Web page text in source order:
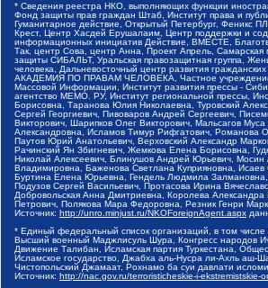
* Сведения реестра НКО, выполняющих функции
Фонд защиты прав граждан Штаб, Институт права и
Гуманитарное действие, Открытый Петербург, Феникс
Крест, Центр Хасдей Ерушалаим, Центр поддержки и
информационных инициатив Действие, ВМЕСТЕ,
Так, центр Сова, центр Анна, Проект Апрель,
защиты СИБАЛЬТ, Уральская правозащитная группа,
человека, Дальневосточный центр развития
АКАДЕМИЯ ПО ПРАВАМ ЧЕЛОВЕКА, Частное учреждение
Массовой Информации, Институт развития прессы -
агентство МЕМО. РУ, Институт региональной прессы,
Борисовна, Таранова Юлия Николаевна, Туровский
Сергей Георгиевич, Пивоваров Андрей Сергеевич,
Викторович, Шарипков Олег Викторович, Мальсагов
Александровна, Исламов Тимур Рифгатович, Романова
Паутов Юрий Анатольевич, Верховский Александр
Рачинский Ян Збигневич, Жемкова Елена Борисовна,
Николай Алексеевич, Блинушов Андрей Юрьевич,
Владимировна, Баженова Светлана Куприяновна,
Буртина Елена Юрьевна, Гендель Людмила
Подузов Сергей Васильевич, Протасова Ирина
Добровольская Анна Дмитриевна, Королева
Петрович, Полякова Мара Федоровна, Резник Генри
Источник: http://unro.minjust.ru/NKOForeignAgent.aspx
* Единый федеральный список организаций, в том
Высший военный Маджлисуль Шура, Конгресс народов
Движение Талибан, Исламская партия Туркестана,
Исламское государство, Джабха аль-Нусра ли-Ахль
Чистопольский Джамаат, Рохнамо ба суи давлати
Источник: http://nac.gov.ru/terroristicheskie-i-ekstremistskie-